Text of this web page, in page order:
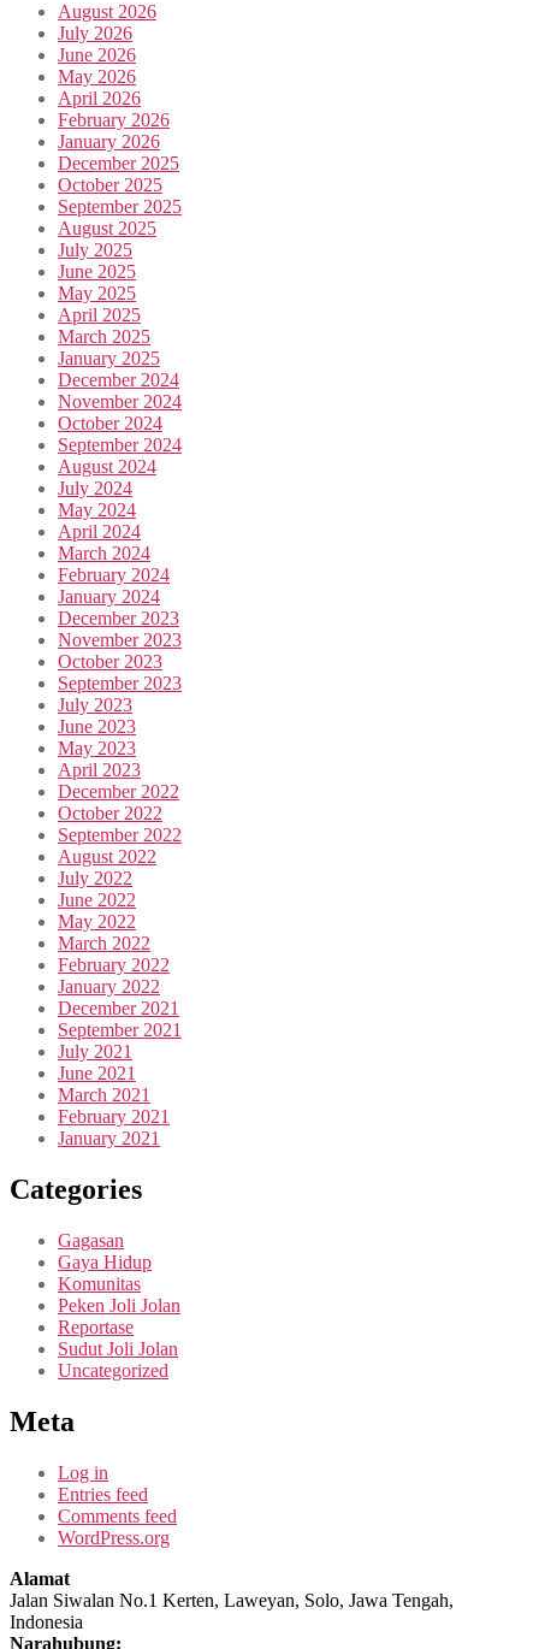
August 2026
July 2026
June 2026
May 2026
April 2026
February 2026
January 2026
December 2025
October 2025
September 2025
August 2025
July 2025
June 2025
May 2025
April 2025
March 2025
January 2025
December 2024
November 2024
October 2024
September 2024
August 2024
July 2024
May 2024
April 2024
March 2024
February 2024
January 2024
December 2023
November 2023
October 2023
September 2023
July 2023
June 2023
May 2023
April 2023
December 2022
October 2022
September 2022
August 2022
July 2022
June 2022
May 2022
March 2022
February 2022
January 2022
December 2021
September 2021
July 2021
June 2021
March 2021
February 2021
January 2021
Categories
Gagasan
Gaya Hidup
Komunitas
Peken Joli Jolan
Reportase
Sudut Joli Jolan
Uncategorized
Meta
Log in
Entries feed
Comments feed
WordPress.org
Alamat
Jalan Siwalan No.1 Kerten, Laweyan, Solo, Jawa Tengah,
Indonesia
Narahubung: